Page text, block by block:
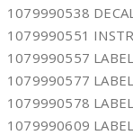
1079990538
1079990551
1079990557 LABEL
1079990577 LABEL
1079990578 LABEL
1079990609 LABEL